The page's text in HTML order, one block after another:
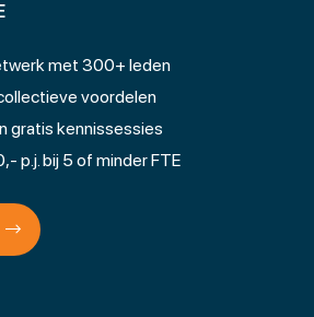
met 300+ leden
voordelen
gratis kennissessies
p.j. bij 5 of minder FTE